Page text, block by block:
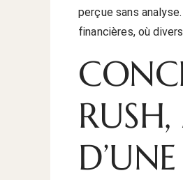
perçue sans
financières, où